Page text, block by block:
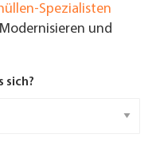
Spezialisten
und
sich?